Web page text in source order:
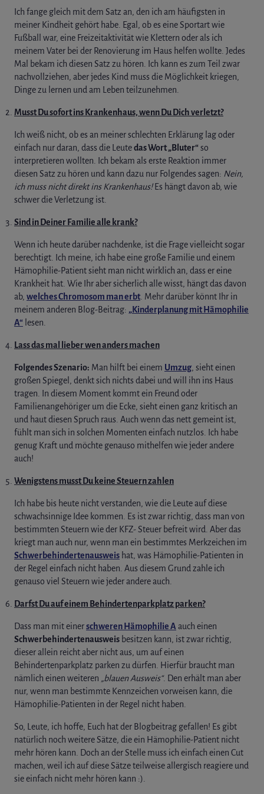
Ich fange gleich mit dem Satz an, den ich am häufigsten in
meiner Kindheit gehört habe. Egal, ob es eine Sportart wie
Fußball war, eine Freizeitaktivität wie Klettern oder als ich
meinem Vater bei der Renovierung im Haus helfen wollte. Jedes
Mal bekam ich diesen Satz zu hören. Ich kann es zum Teil zwar
nachvollziehen, aber jedes Kind muss die Möglichkeit kriegen,
Dinge zu lernen und am Leben teilzunehmen.
Musst Du sofort ins Krankenhaus, wenn Du Dich verletzt?
Ich weiß nicht, ob es an meiner schlechten Erklärung lag oder
einfach nur daran, dass die Leutedas Wort „Bluter“so
interpretieren wollten. Ich bekam als erste Reaktion immer
diesen Satz zu hören und kann dazu nur Folgendes sagen: Nein,
ich muss nicht direkt ins Krankenhaus!Es hängt davon ab, wie
schwer die Verletzung ist.
Sind in Deiner Familie alle krank?
Wenn ich heute darüber nachdenke, ist die Frage vielleicht sogar
berechtigt. Ich meine, ich habe eine große Familie und einem
Hämophilie-Patient sieht man nicht wirklich an, dass er eine
Krankheit hat. Wie Ihr aber sicherlich alle wisst, hängt das davon
ab, welches Chromosom man erbt . Mehr darüber könnt Ihr in
meinem anderen Blog-Beitrag: „Kinderplanung mit Hämophilie
A“ lesen.
Lass das mal lieber wen anders machen
Folgendes Szenario: Man hilft bei einem Umzug , sieht einen
großen Spiegel, denkt sich nichts dabei und will ihn ins Haus
tragen. In diesem Moment kommt ein Freund oder
Familienangehöriger um die Ecke, sieht einen ganz kritisch an
und haut diesen Spruch raus. Auch wenn das nett gemeint ist,
fühlt man sich in solchen Momenten einfach nutzlos. Ich habe
genug Kraft und möchte genauso mithelfen wie jeder andere
auch!
Wenigstens musst Du keine Steuern zahlen
Ich habe bis heute nicht verstanden, wie die Leute auf diese
schwachsinnige Idee kommen. Es ist zwar richtig, dass man von
bestimmten Steuern wie der KFZ- Steuer befreit wird. Aber das
kriegt man auch nur, wenn man ein bestimmtes Merkzeichen im
Schwerbehindertenausweis hat, was Hämophilie-Patienten in
der Regel einfach nicht haben. Aus diesem Grund zahle ich
genauso viel Steuern wie jeder andere auch.
Darfst Du auf einem Behindertenparkplatz parken?
Dass man mit einerschweren Hämophilie A auch einen
Schwerbehindertenausweis besitzen kann, ist zwar richtig,
dieser allein reicht aber nicht aus, um auf einen
Behindertenparkplatz parken zu dürfen. Hierfür braucht man
nämlich einen weiteren
„blauen Ausweis“. Den erhält man aber
nur, wenn man bestimmte Kennzeichen vorweisen kann, die
Hämophilie-Patienten in der Regel nicht haben.
So, Leute, ich hoffe, Euch hat der Blogbeitrag gefallen! Es gibt
natürlich noch weitere Sätze, die ein Hämophilie-Patient nicht
mehr hören kann. Doch an der Stelle muss ich einfach einen Cut
machen, weil ich auf diese Sätze teilweise allergisch reagiere und
sie einfach nicht mehr hören kann :).